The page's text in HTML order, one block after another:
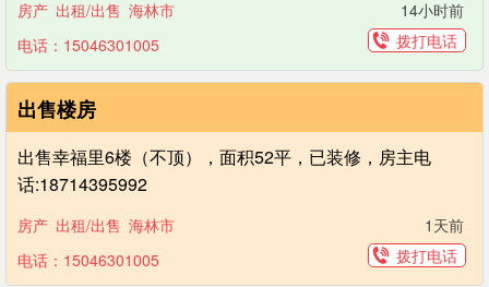
房产 出租/出售 海林市
14小时前
电话：15046301005
拨打电话
出售楼房
出售幸福里6楼（不顶），面积52平，已装修，房主电
话:18714395992
房产 出租/出售 海林市
1天前
电话：15046301005
拨打电话